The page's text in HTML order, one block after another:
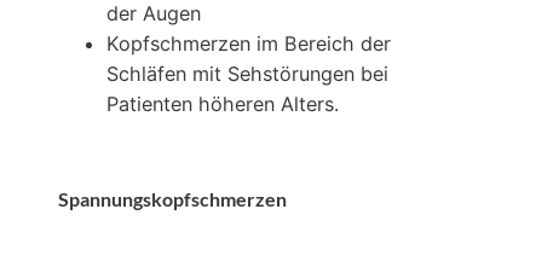
der Augen
Kopfschmerzen im Bereich der
Schläfen mit Sehstörungen bei
Patienten höheren Alters.
Spannungskopfschmerzen